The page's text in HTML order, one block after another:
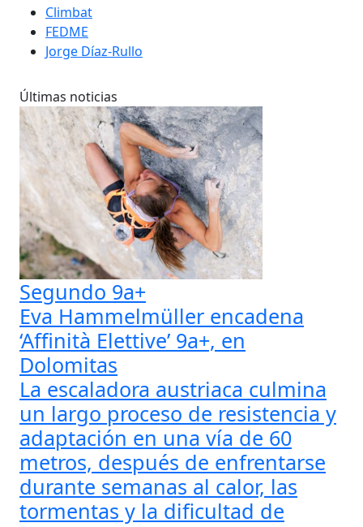
Climbat
FEDME
Jorge Díaz-Rullo
Últimas noticias
Segundo 9a+
Eva Hammelmüller encadena
‘Affinità Elettive’ 9a+, en
Dolomitas
La escaladora austriaca culmina
un largo proceso de resistencia y
adaptación en una vía de 60
metros, después de enfrentarse
durante semanas al calor, las
tormentas y la dificultad de